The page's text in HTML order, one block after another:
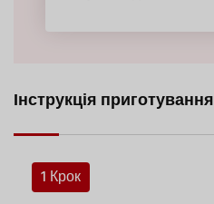
Інструкція приготування
1 Крок